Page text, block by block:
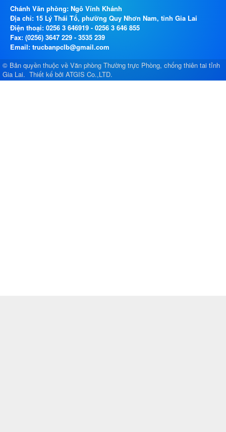
Chánh Văn phòng: Ngô Vĩnh Khánh
Địa chỉ: 15 Lý Thái Tổ, phường Quy Nhơn Nam, tỉnh Gia Lai
Điện thoại: 0256 3 646919 - 0256 3 646 855
Fax: (0256) 3647 229 - 3535 239
Email: trucbanpclb@gmail.com
© Bản quyền thuộc về Văn phòng Thường trực Phòng, chống thiên tai tỉnh
Gia Lai. Thiết kế bởi ATGIS Co.,LTD.